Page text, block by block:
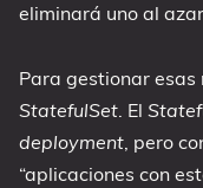
eliminará uno al
Para gestionar esas
StatefulSet. El
deployment, pero
“aplicaciones con